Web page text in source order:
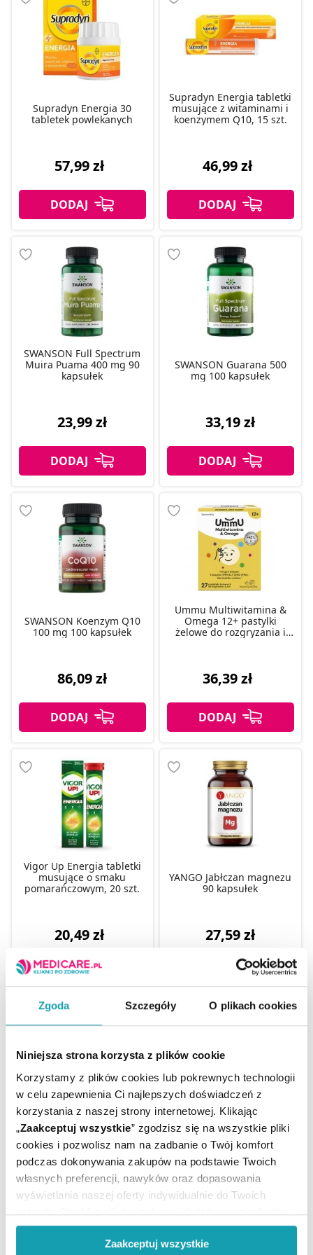
Zgoda Szczegóły O plikach cookies
Niniejsza strona korzysta z plików cookie
Korzystamy z plików cookies lub pokrewnych technologii
w celu zapewnienia Ci najlepszych doświadczeń z
korzystania z naszej strony internetowej. Klikając
„Zaakceptuj wszystkie” zgodzisz się na wszystkie pliki
cookies i pozwolisz nam na zadbanie o Twój komfort
podczas dokonywania zakupów na podstawie Twoich
własnych preferencji, nawyków oraz dopasowania
wyświetlania naszej oferty indywidualnie do Twoich
potrzeb. Część z plików jest nam dodatkowo niezbędna
do prawidłowego działania Portalu oraz jego
funkcjonalności. W zależności od funkcji, dane o tym jak
Zaakceptuj wszystkie
Supradyn Energia 30
tabletek powlekanych
57,99 zł
Supradyn Energia tabletki
musujące z witaminami i
koenzymem Q10, 15 szt.
46,99 zł
SWANSON Full Spectrum
Muira Puama 400 mg 90
kapsułek
23,99 zł
SWANSON Guarana 500
mg 100 kapsułek
33,19 zł
SWANSON Koenzym Q10
100 mg 100 kapsułek
86,09 zł
Ummu Multiwitamina &
Omega 12+ pastylki
żelowe do rozgryzania i
36,39 zł
Vigor Up Energia tabletki
musujące o smaku
pomarańczowym, 20 szt.
20,49 zł
YANGO Jabłczan magnezu
90 kapsułek
27,59 zł
Żeń-Szeń kapsułki, 30 szt.
21,99 zł
Żeń-szeń Koreański 1000
mg tabletki, 120 szt.
34,69 zł
39,39 zł